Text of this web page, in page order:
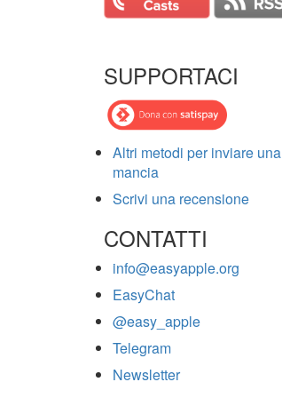
SUPPORTACI
Altri metodi per inviare una
mancia
Scrivi una recensione
CONTATTI
info@easyapple.org
EasyChat
@easy_apple
Telegram
Newsletter